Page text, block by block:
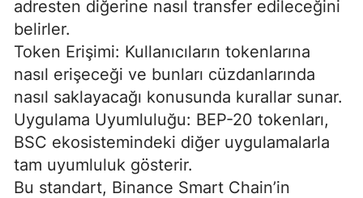
adresten diğerine nasıl transfer edileceğini
belirler.
Token Erişimi: Kullanıcıların tokenlarına
nasıl erişeceği ve bunları cüzdanlarında
nasıl saklayacağı konusunda kurallar sunar.
Uygulama Uyumluluğu: BEP-20 tokenları,
BSC ekosistemindeki diğer uygulamalarla
tam uyumluluk gösterir.
Bu standart, Binance Smart Chain’in